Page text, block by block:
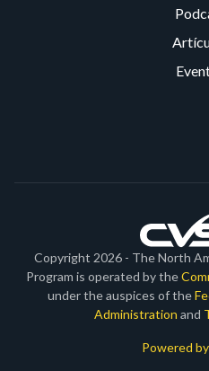
Copyright 2026 - The North
Program is operated by the
under the auspices of the
Administration and
Powered